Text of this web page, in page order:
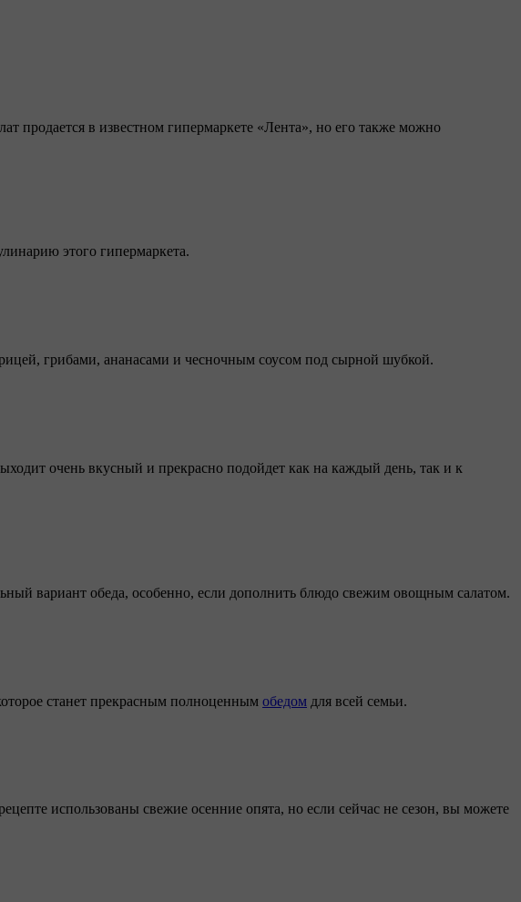
в известном гипермаркете «Лента», но его также можно
этого гипермаркета.
грибами, ананасами и чесночным соусом под сырной шубкой.
очень вкусный и прекрасно подойдет как на каждый день, так и к
вариант обеда, особенно, если дополнить блюдо свежим овощным салатом.
станет прекрасным полноценным обедом для всей семьи.
использованы свежие осенние опята, но если сейчас не сезон, вы можете